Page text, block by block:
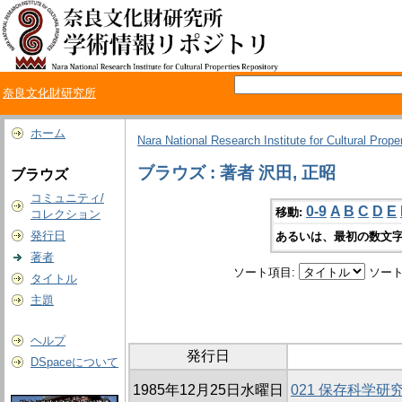
奈良文化財研究所
ホーム
ブラウズ
コミュニティ/
コレクション
発行日
著者
タイトル
主題
ヘルプ
DSpaceについて
Nara National Research Institute for Cultural
ブラウズ : 著者 沢田, 正昭
移動: 0-9 A B C D E
あるいは、最初の数文
ソート項目: ソー
発行日
1985年12月25日水曜日 021 保存科学研